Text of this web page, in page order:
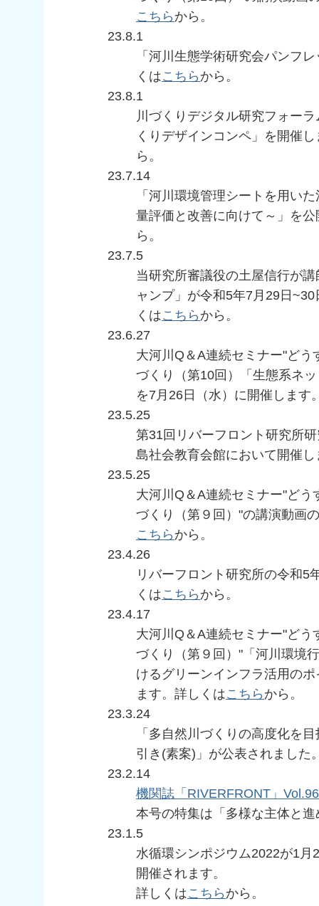
こちら から。
23.8.1
「河川生態学術研究会パンフ
くはこちら から。
23.8.1
川づくりデジタル研究フォー
くりデザインコンペ」を開催
ら。
23.7.14
「河川環境管理シートを用い
量評価と改善に向けて～」を
ら。
23.7.5
当研究所審議役の土屋信行が
ャンプ」が令和5年7月29日
くはこちら から。
23.6.27
大河川Q＆A連続セミナー"ど
づくり（第10回）「生態系ネ
を7月26日（水）に開催します
23.5.25
第31回リバーフロント研究所
島社会教育会館において開催
23.5.25
大河川Q＆A連続セミナー"ど
づくり（第９回）"の講演動画
こちら から。
23.4.26
リバーフロント研究所の令和5
くはこちら から。
23.4.17
大河川Q＆A連続セミナー"ど
づくり（第９回）"「河川環境
けるグリーンインフラ活用の
ます。詳しくはこちら から。
23.3.24
「多自然川づくりの高度化を
引き(素案)」が公表されました
23.2.14
機関誌「RIVERFRONT」Vol.96
本号の特集は「多様な主体と
23.1.5
水循環シンポジウム2022が1
開催されます。
詳しくはこちら から。